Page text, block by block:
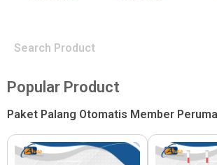
Popular Product
Paket Palang Otomatis Member